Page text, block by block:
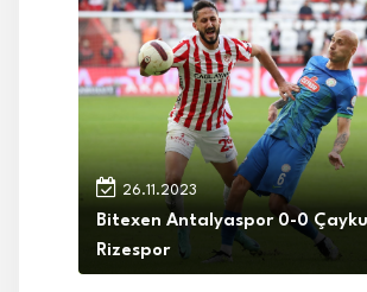
26.11.2023
Bitexen Antalyaspor 0-0
Rizespor